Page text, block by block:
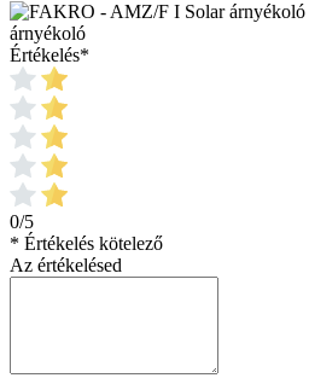
árnyékoló
Értékelés*
0/5
* Értékelés kötelező
Az értékelésed